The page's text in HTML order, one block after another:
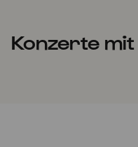
Konzerte